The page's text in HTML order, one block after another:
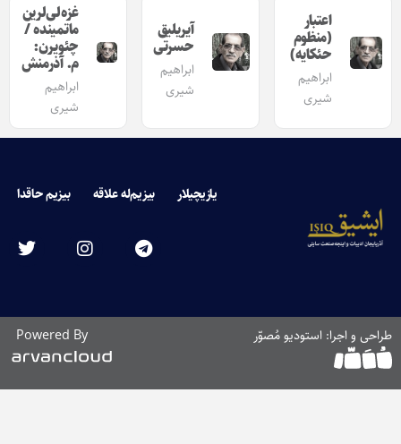
اعتبار
(منظوم
حئکایه)
ابراهیم
شیری
آیریلیق
حسرتی
ابراهیم
شیری
غزه‌لی‌لرین
ماتمینده /
چئویرن:
م. آذرمنش
ابراهیم
شیری
یازیچیلار بیزیم‌له علاقه بیزیم حاقدا
طراحی و اجرا: استودیو مُصوّر Powered By